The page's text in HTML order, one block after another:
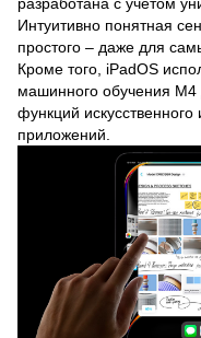
Интуитивно понятная
простого – даже для
Кроме того, iPadOS
машинного обучения
функций
приложений.